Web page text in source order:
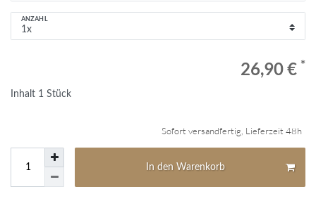
ANZAHL
26,90 € *
Inhalt 1 Stück
Sofort versandfertig, Lieferzeit 48h
In den Warenkorb